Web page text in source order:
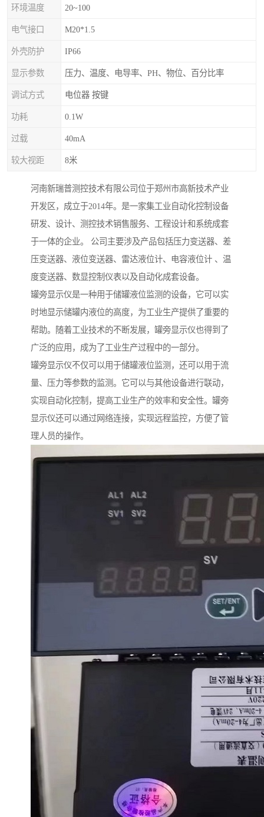
环境温度 20~100
电气接口 M20*1.5
外壳防护 IP66
显示参数 压力、温度、电导率、PH、物位、百分比率
调试方式 电位器 按键
功耗 0.1W
过载 40mA
较大视距 8米
河南新瑞普测控技术有限公司位于郑州市高新技术产业
开发区，成立于2014年。是一家集工业自动化控制设备
研发、设计、测控技术销售服务、工程设计和系统成套
于一体的企业。 公司主要涉及产品包括压力变送器、差
压变送器、液位变送器、雷达液位计、电容液位计 、温
度变送器、数显控制仪表以及自动化成套设备。
罐旁显示仪是一种用于储罐液位监测的设备，它可以实
时地显示储罐内液位的高度，为工业生产提供了重要的
帮助。随着工业技术的不断发展，罐旁显示仪也得到了
广泛的应用，成为了工业生产过程中的一部分。
罐旁显示仪不仅可以用于储罐液位监测，还可以用于流
量、压力等参数的监测。它可以与其他设备进行联动，
实现自动化控制，提高工业生产的效率和安全性。罐旁
显示仪还可以通过网络连接，实现远程监控，方便了管
理人员的操作。